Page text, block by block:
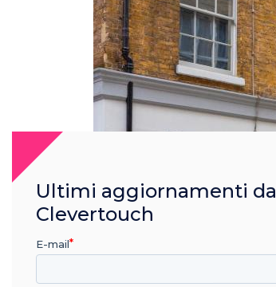
Ultimi aggiornamenti da
Clevertouch
E-mail